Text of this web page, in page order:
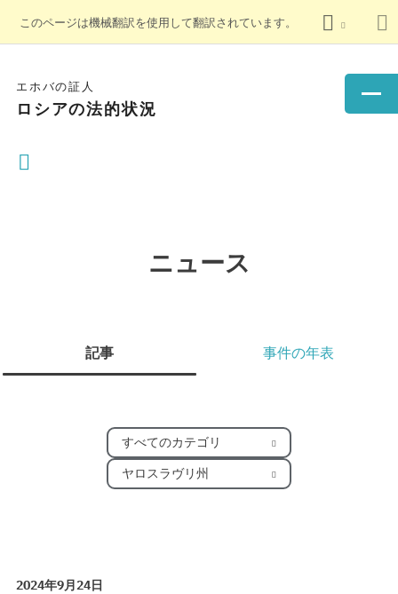
このページは機械翻訳を使用して翻訳されています。
エホバの証人
ロシアの法的状況
ニュース
記事 事件の年表
すべてのカテゴリ
ヤロスラヴリ州
2024年9月24日